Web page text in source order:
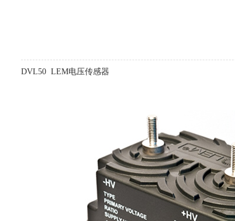
DVL50 LEM电压传感器